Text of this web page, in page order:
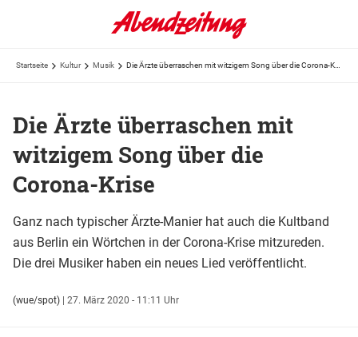
Startseite Kultur Musik
Die Ärzte überraschen mit
witzigem Song über die
Corona-Krise
Ganz nach typischer Ärzte-Manier hat auch die Kultband
aus Berlin ein Wörtchen in der Corona-Krise mitzureden.
Die drei Musiker haben ein neues Lied veröffentlicht.
(wue/spot) | 27. März 2020 - 11:11 Uhr